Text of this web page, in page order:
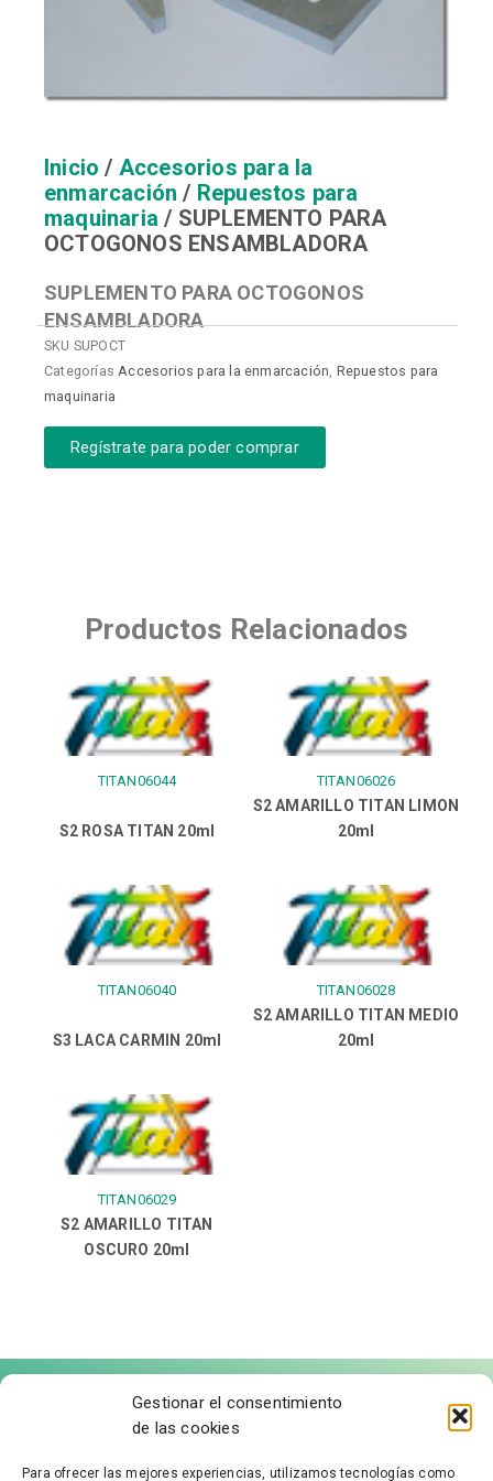
Gestionar el consentimiento
de las cookies
Para ofrecer las mejores experiencias, utilizamos tecnologías como
Inicio / Accesorios para la
enmarcación / Repuestos para
maquinaria / SUPLEMENTO PARA
OCTOGONOS ENSAMBLADORA
SUPLEMENTO PARA OCTOGONOS
ENSAMBLADORA
SKU SUPOCT
Categorías Accesorios para la enmarcación Repuestos para
maquinaria
Regístrate para poder comprar
Productos Relacionados
TITAN06044
S2 ROSA TITAN 20ml
TITAN06026
S2 AMARILLO TITAN LIMON
20ml
TITAN06040
S3 LACA CARMIN 20ml
TITAN06028
S2 AMARILLO TITAN MEDIO
20ml
TITAN06029
S2 AMARILLO TITAN
OSCURO 20ml